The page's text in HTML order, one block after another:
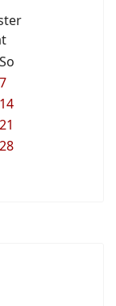
So
7
14
21
28